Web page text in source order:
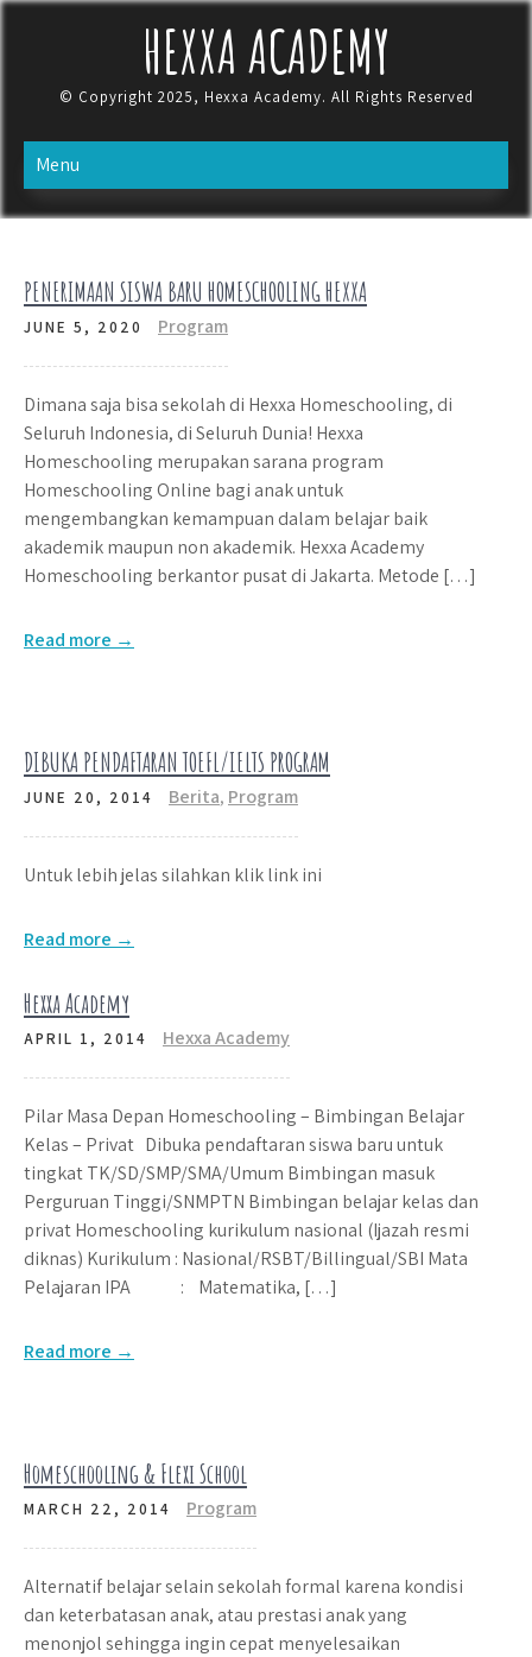
Skip
HEXXA ACADEMY
© Copyright 2025, Hexxa Academy. All Rights Reserved
Menu
PENERIMAAN SISWA BARU HOMESCHOOLING HEXXA
JUNE 5, 2020 Program
Dimana saja bisa sekolah di Hexxa Homeschooling, di
Seluruh Indonesia, di Seluruh Dunia! Hexxa
Homeschooling merupakan sarana program
Homeschooling Online bagi anak untuk
mengembangkan kemampuan dalam belajar baik
akademik maupun non akademik. Hexxa Academy
Homeschooling berkantor pusat di Jakarta. Metode […]
Read more →
DIBUKA PENDAFTARAN TOEFL/IELTS PROGRAM
JUNE 20, 2014 Berita, Program
Untuk lebih jelas silahkan klik link ini
Read more →
Hexxa Academy
APRIL 1, 2014 Hexxa Academy
Pilar Masa Depan Homeschooling – Bimbingan Belajar
Kelas – Privat Dibuka pendaftaran siswa baru untuk
tingkat TK/SD/SMP/SMA/Umum Bimbingan masuk
Perguruan Tinggi/SNMPTN Bimbingan belajar kelas dan
privat Homeschooling kurikulum nasional (Ijazah resmi
diknas) Kurikulum : Nasional/RSBT/Billingual/SBI Mata
Pelajaran IPA : Matematika, […]
Read more →
Homeschooling & Flexi School
MARCH 22, 2014 Program
Alternatif belajar selain sekolah formal karena kondisi
dan keterbatasan anak, atau prestasi anak yang
menonjol sehingga ingin cepat menyelesaikan